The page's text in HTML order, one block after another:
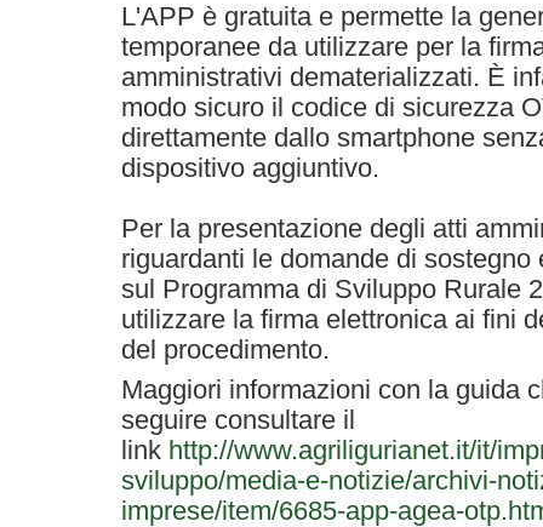
L'APP è gratuita e permette la
temporanee da utilizzare per la
amministrativi dematerializzati. È
modo sicuro il codice di sicurezza
direttamente dallo smartphone
dispositivo aggiuntivo.
Per la presentazione degli atti
riguardanti le domande di
sul Programma di Sviluppo Rurale
utilizzare la firma elettronica ai fini
del procedimento.
Maggiori informazioni con la guida
seguire consultare il
link http://www.agriligurianet.it/it/
sviluppo/media-e-notizie/archivi-
imprese/item/6685-app-agea-